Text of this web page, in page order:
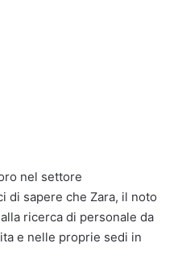
nel settore
di sapere che Zara, il noto
ricerca di personale da
e nelle proprie sedi in